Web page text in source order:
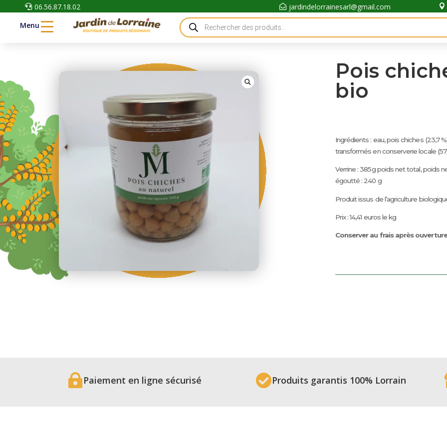
 06.56.87.18.02  jardindelorrainesarl@gmail.com 
Menu
Recherche
de
produits
Pois
bio
Ingrédients : eau, pois chiches (23,7
transformés en conserverie locale
Verrine : 385g poids net total, poids
égoutté : 240 g
Produit issus de l’agriculture
Prix : 14,41 euros le kg
Conserver au frais après ouverture
Paiement en ligne sécurisé Produits garantis 100% Lorrain